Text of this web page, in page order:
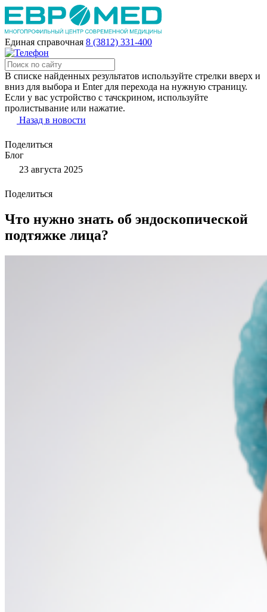
Единая справочная 8 (3812) 331-400
В списке найденных результатов используйте стрелки вверх и
вниз для выбора и Enter для перехода на нужную страницу.
Если у вас устройство с тачскрином, используйте
пролистывание или нажатие.
Назад в новости
Поделиться
Блог
23 августа 2025
Поделиться
Что нужно знать об эндоскопической
подтяжке лица?